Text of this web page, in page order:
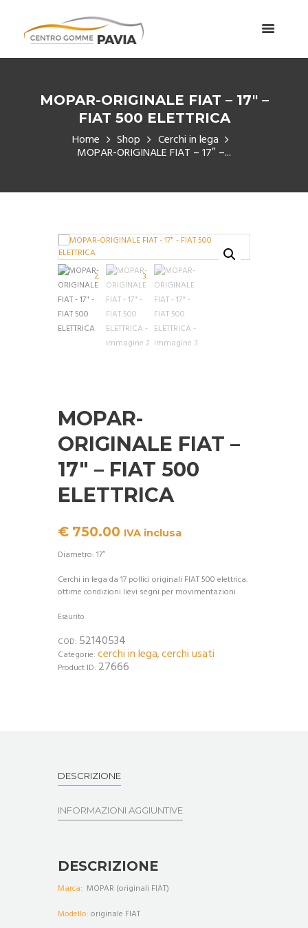
MOPAR-ORIGINALE FIAT – 17″ –
FIAT 500 ELETTRICA
Home Shop Cerchi in lega
MOPAR-ORIGINALE FIAT – 17″ –...
MOPAR-
ORIGINALE FIAT –
17″ – FIAT 500
ELETTRICA
€ 750.00 IVA inclusa
Diametro: 17″
Cerchi in lega da 17 pollici originali FIAT 500 elettrica.
ottime condizioni lievi segni per movimentazioni
Esaurito
COD: 52140534
Categorie: cerchi in lega, cerchi usati
Product ID: 27666
DESCRIZIONE
INFORMAZIONI AGGIUNTIVE
DESCRIZIONE
Marca: MOPAR (originali FIAT)
Modello: originale FIAT